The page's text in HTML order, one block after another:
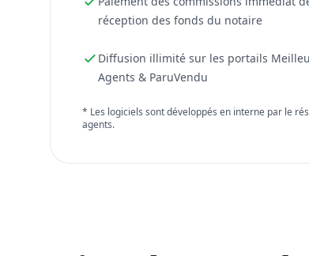
réception des fonds du notaire
Diffusion illimité sur les portails
Agents & ParuVendu
* Les logiciels sont développés en interne par le
agents.